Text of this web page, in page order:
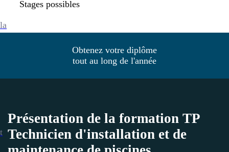
Stages possibles
Obtenez votre diplôme
tout au long de l'année
Présentation de la formation TP
Technicien d'installation et de